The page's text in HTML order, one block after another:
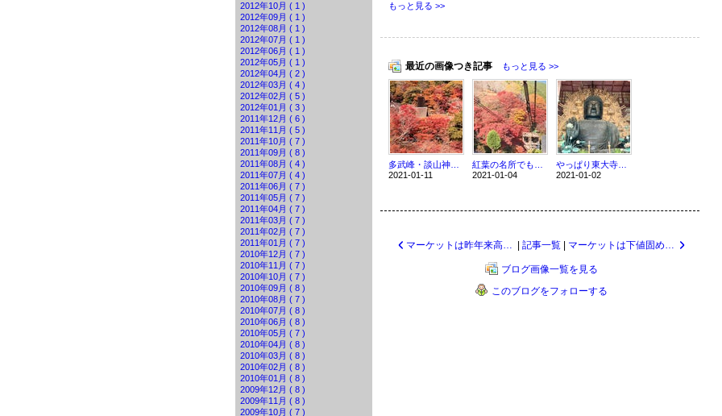
2012年10月 ( 1 )
2012年09月 ( 1 )
2012年08月 ( 1 )
2012年07月 ( 1 )
2012年06月 ( 1 )
2012年05月 ( 1 )
2012年04月 ( 2 )
2012年03月 ( 4 )
2012年02月 ( 5 )
2012年01月 ( 3 )
2011年12月 ( 6 )
2011年11月 ( 5 )
2011年10月 ( 7 )
2011年09月 ( 8 )
2011年08月 ( 4 )
2011年07月 ( 4 )
2011年06月 ( 7 )
2011年05月 ( 7 )
2011年04月 ( 7 )
2011年03月 ( 7 )
2011年02月 ( 7 )
2011年01月 ( 7 )
2010年12月 ( 7 )
2010年11月 ( 7 )
2010年10月 ( 7 )
2010年09月 ( 8 )
2010年08月 ( 7 )
2010年07月 ( 8 )
2010年06月 ( 8 )
2010年05月 ( 7 )
2010年04月 ( 8 )
2010年03月 ( 8 )
2010年02月 ( 8 )
2010年01月 ( 8 )
2009年12月 ( 8 )
2009年11月 ( 8 )
2009年10月 ( 7 )
もっと見る >>
最近の画像つき記事 もっと見る >>
2021-01-11
2021-01-04
2021-01-02
マーケットは昨年来高値を目指す展開に 記事一覧 マーケットは下値固めが続く
ブログ画像一覧を見る
このブログをフォローする